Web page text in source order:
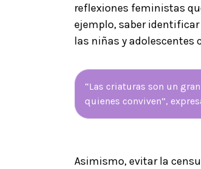
reflexiones feministas
ejemplo, saber
las niñas y adolescentes
“Las criaturas son un
quienes conviven”,
Asimismo, evitar la